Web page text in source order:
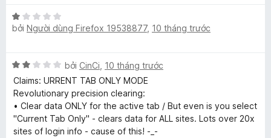
X
ế
ạ
n
g
1
t
r
bởi Người dùng Firefox 19538877, 10 tháng trước
X
ế
p
h
ạ
n
bởi CinCi 10 tháng trước
Claims: URRENT TAB ONLY MODE
Revolutionary precision clearing:
• Clear data ONLY for the active tab / But even is you select
"Current Tab Only" - clears data for ALL sites. Lots over 20x
sites of login info - cause of this! -_-